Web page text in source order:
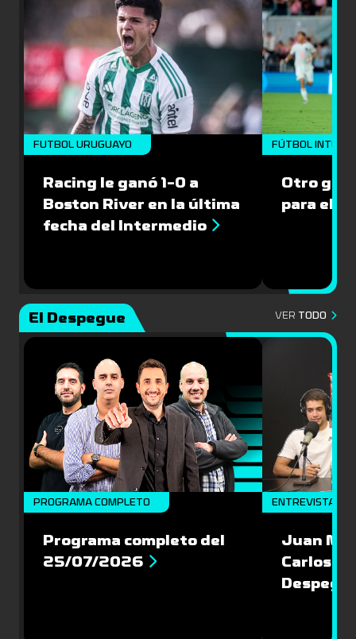
FUTBOL URUGUAYO
Racing le ganó 1-0 a
Boston River en la última
fecha del Intermedio
FÚTBOL
Otro gol
para el
El Despegue VER TODO
PROGRAMA COMPLETO
Programa completo del
25/07/2026
ENTREVISTAS
Juan
Carlos